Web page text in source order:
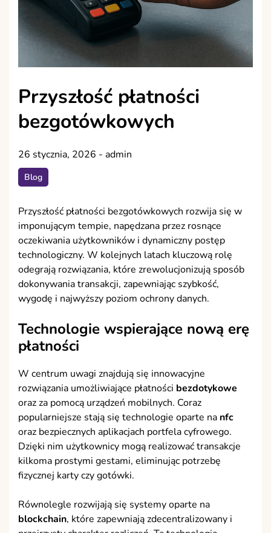
Przyszłość płatności
bezgotówkowych
26 stycznia, 2026 - admin
Blog
Przyszłość płatności bezgotówkowych rozwija się w
imponującym tempie, napędzana przez rosnące
oczekiwania użytkowników i dynamiczny postęp
technologiczny. W kolejnych latach kluczową rolę
odegrają rozwiązania, które zrewolucjonizują sposób
dokonywania transakcji, zapewniając szybkość,
wygodę i najwyższy poziom ochrony danych.
Technologie wspierające nową erę
płatności
W centrum uwagi znajdują się innowacyjne
rozwiązania umożliwiające płatności bezdotykowe
oraz za pomocą urządzeń mobilnych. Coraz
popularniejsze stają się technologie oparte na nfc
oraz bezpiecznych aplikacjach portfela cyfrowego.
Dzięki nim użytkownicy mogą realizować transakcje
kilkoma prostymi gestami, eliminując potrzebę
fizycznej karty czy gotówki.
Równolegle rozwijają się systemy oparte na
blockchain, które zapewniają zdecentralizowany i